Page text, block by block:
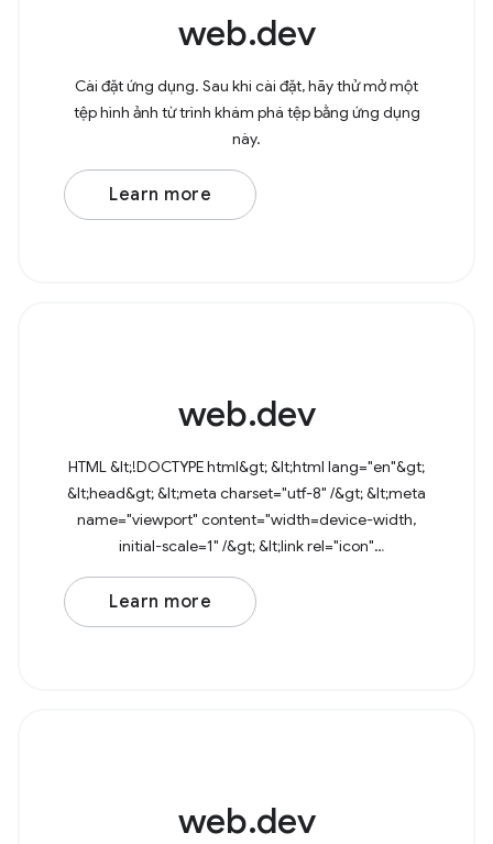
web.dev
Cài đặt ứng dụng. Sau khi cài đặt, hãy thử mở một
tệp hình ảnh từ trình khám phá tệp bằng ứng dụng
này.
Learn more
web.dev
HTML &lt;!DOCTYPE html&gt; &lt;html lang="en"&gt;
&lt;head&gt; &lt;meta charset="utf-8" /&gt; &lt;meta
name="viewport" content="width=device-width,
initial-scale=1" /&gt; &lt;link rel="icon"
href="data:image/svg+xml,&lt;svg
Learn more
web.dev